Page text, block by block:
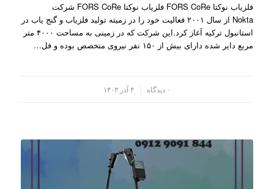
فلزیاب نوکتا FORS CoRe فلزیاب نوکتا FORS CoRe شرکت
Nokta از سال ۲۰۰۱ فعالیت خود را در زمیته تولید فلزیاب و گنج یاب در
استانبول ترکیه آغاز کرد.این شرکت که در زمینی به مساحت ۴۰۰۰ متر
مربع دایر شده دارای بیش از ۱۵۰ نفر نیروی متخصص بوده و فل…
۰ دیدگاه ۴ آذر ۱۴۰۳